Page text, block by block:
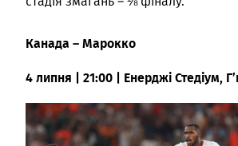
Канада – Марокко
4 липня | 21:00 | Енерджі Стедіум,